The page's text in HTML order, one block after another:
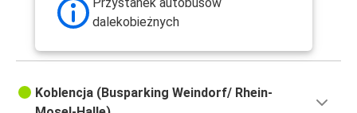
dalekobieżnych
Koblencja (Busparking Weindorf/ Rhein-